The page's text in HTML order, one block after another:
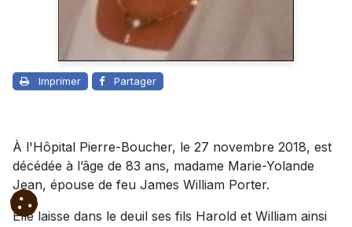
Imprimer Partager
À l'Hôpital Pierre-Boucher, le 27 novembre 2018, est
décédée à l’âge de 83 ans, madame Marie-Yolande
Jean, épouse de feu James William Porter.
Elle laisse dans le deuil ses fils Harold et William ainsi